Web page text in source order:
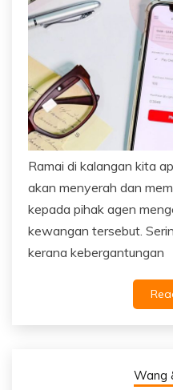
Ramai di kalangan kita
akan menyerah dan
kepada pihak agen
kewangan tersebut.
kerana kebergantungan
Wang